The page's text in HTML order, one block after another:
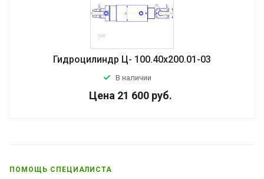
Гидроцилиндр Ц- 100.40х200.01-03
В наличии
Цена 21 600 руб.
ПОМОЩЬ СПЕЦИАЛИСТА